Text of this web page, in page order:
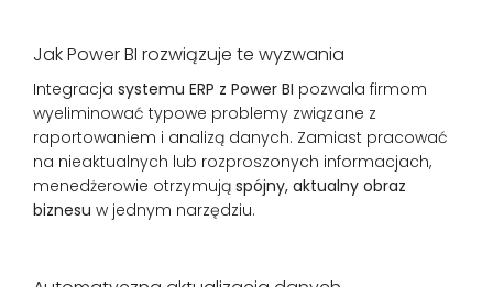
Jak Power BI rozwiązuje te wyzwania
Integracja systemu ERP z Power BI pozwala firmom
wyeliminować typowe problemy związane z
raportowaniem i analizą danych. Zamiast pracować
na nieaktualnych lub rozproszonych informacjach,
menedżerowie otrzymują spójny, aktualny obraz
biznesu w jednym narzędziu.